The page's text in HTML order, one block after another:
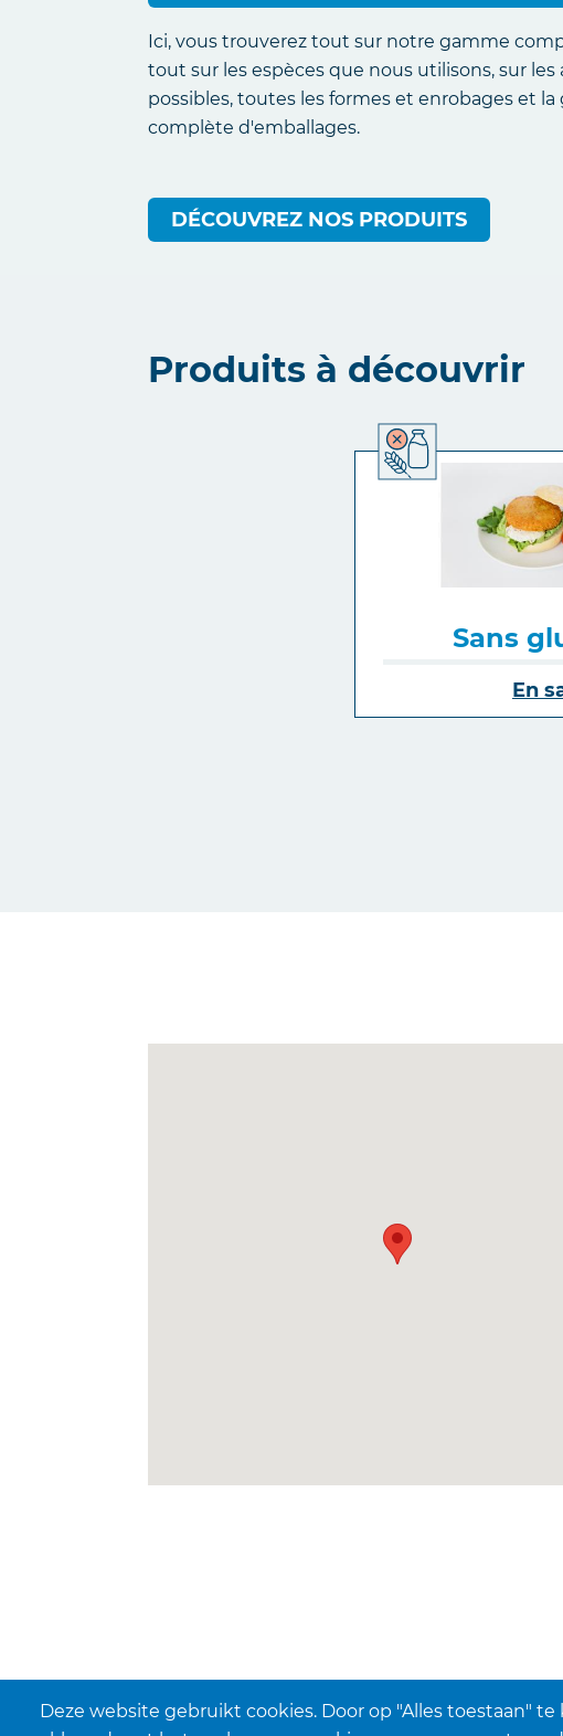
Ici, vous trouverez tout sur notre gamme
tout sur les espèces que nous utilisons, sur les
possibles, toutes les formes et enrobages et la
complète d'emballages.
DÉCOUVREZ NOS PRODUITS
Produits à découvrir
Sans
En
Deze website gebruikt cookies. Door op "Alles toestaan" te